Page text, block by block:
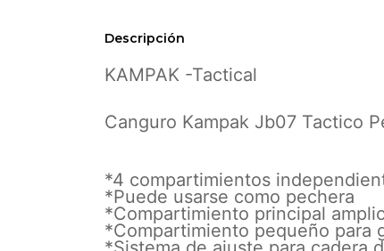
Descripción
KAMPAK -Tactical
Canguro Kampak Jb07 Tactico
*4 compartimientos
*Puede usarse como pechera
*Compartimiento principal
*Compartimiento pequeño para